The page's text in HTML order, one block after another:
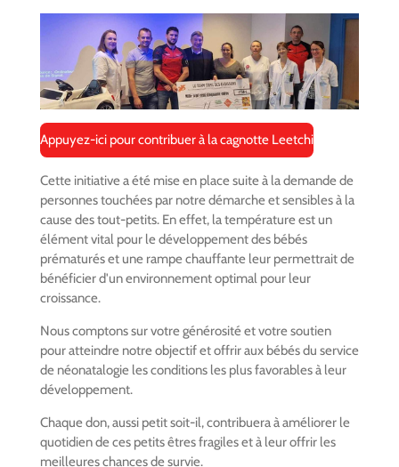
Appuyez-ici pour contribuer à la cagnotte Leetchi
Cette initiative a été mise en place suite à la demande de
personnes touchées par notre démarche et sensibles à la
cause des tout-petits. En effet, la température est un
élément vital pour le développement des bébés
prématurés et une rampe chauffante leur permettrait de
bénéficier d'un environnement optimal pour leur
croissance.
Nous comptons sur votre générosité et votre soutien
pour atteindre notre objectif et offrir aux bébés du service
de néonatalogie les conditions les plus favorables à leur
développement.
Chaque don, aussi petit soit-il, contribuera à améliorer le
quotidien de ces petits êtres fragiles et à leur offrir les
meilleures chances de survie.